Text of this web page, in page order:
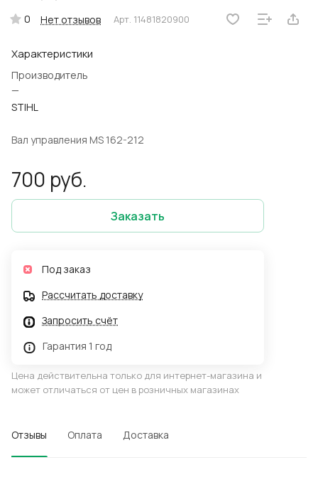
0 Нет отзывов Арт. 11481820900
Характеристики
Производитель
—
STIHL
Вал управления MS 162-212
700 руб.
Заказать
Под заказ
Рассчитать доставку
Запросить счёт
Гарантия 1 год
Цена действительна только для интернет-магазина и
может отличаться от цен в розничных магазинах
Отзывы Оплата Доставка